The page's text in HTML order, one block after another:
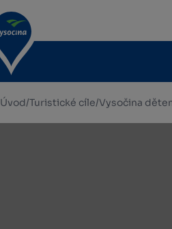
Úvod/Turistické cíle/Vysočina